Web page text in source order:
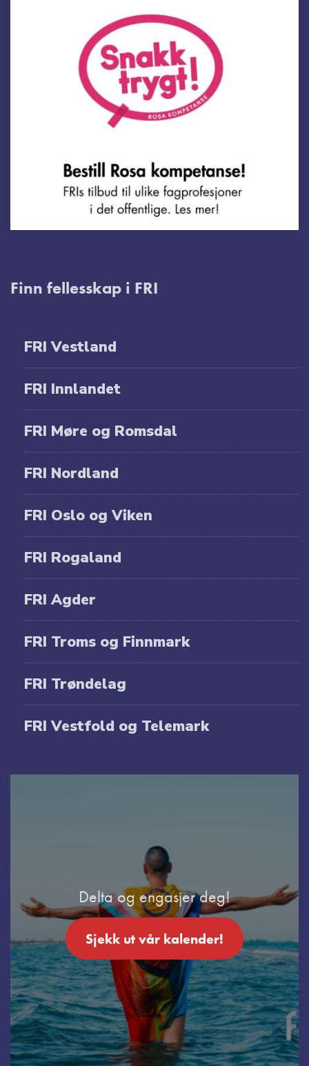
Finn fellesskap i FRI
FRI Vestland
FRI Innlandet
FRI Møre og Romsdal
FRI Nordland
FRI Oslo og Viken
FRI Rogaland
FRI Agder
FRI Troms og Finnmark
FRI Trøndelag
FRI Vestfold og Telemark
Delta og engasjer deg!
Sjekk ut vår kalender!